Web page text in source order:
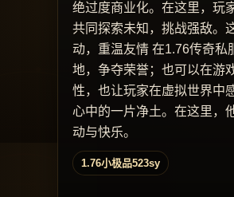
绝过度商业化。在这里，玩
共同探索未知，挑战强敌。
动，重温友情 在1.76传奇私
地，争夺荣誉；也可以在游
性，也让玩家在虚拟世界中
心中的一片净土。在这里，
动与快乐。
1.76小极品523sy